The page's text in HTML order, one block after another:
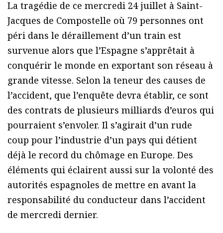
La tragédie de ce mercredi 24 juillet à Saint-
Jacques de Compostelle où 79 personnes ont
péri dans le déraillement d’un train est
survenue alors que l’Espagne s’apprêtait à
conquérir le monde en exportant son réseau à
grande vitesse. Selon la teneur des causes de
l’accident, que l’enquête devra établir, ce sont
des contrats de plusieurs milliards d’euros qui
pourraient s’envoler. Il s’agirait d’un rude
coup pour l’industrie d’un pays qui détient
déjà le record du chômage en Europe. Des
éléments qui éclairent aussi sur la volonté des
autorités espagnoles de mettre en avant la
responsabilité du conducteur dans l’accident
de mercredi dernier.